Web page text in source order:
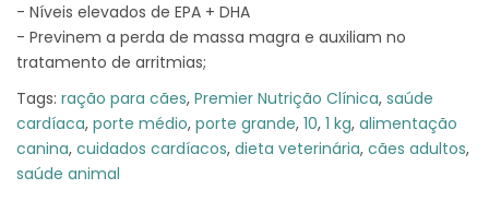
- Níveis elevados de EPA + DHA
- Previnem a perda de massa magra e auxiliam no
tratamento de arritmias;
Tags: ração para cães, Premier Nutrição Clínica, saúde
cardíaca, porte médio, porte grande, 10, 1 kg, alimentação
canina, cuidados cardíacos, dieta veterinária, cães adultos,
saúde animal